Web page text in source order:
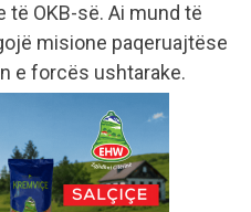
OKB-së. Ai mund të
misione paqeruajtëse
e forcës ushtarake.